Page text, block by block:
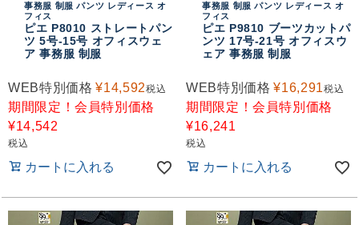
事務服 制服 パンツ レディース オ
フィス
ピエ P8010 ストレートパン
ツ 5号-15号 オフィスウェ
ア 事務服 制服
WEB特別価格 ¥14,592税込
期間限定！会員特別価格
¥14,542
税込
カートに入れる
事務服 制服 パンツ レディース オ
フィス
ピエ P9810 ブーツカットパ
ンツ 17号-21号 オフィスウ
ェア 事務服 制服
WEB特別価格 ¥16,291税込
期間限定！会員特別価格
¥16,241
税込
カートに入れる